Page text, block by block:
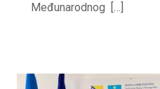
Međunarodnog
[…]